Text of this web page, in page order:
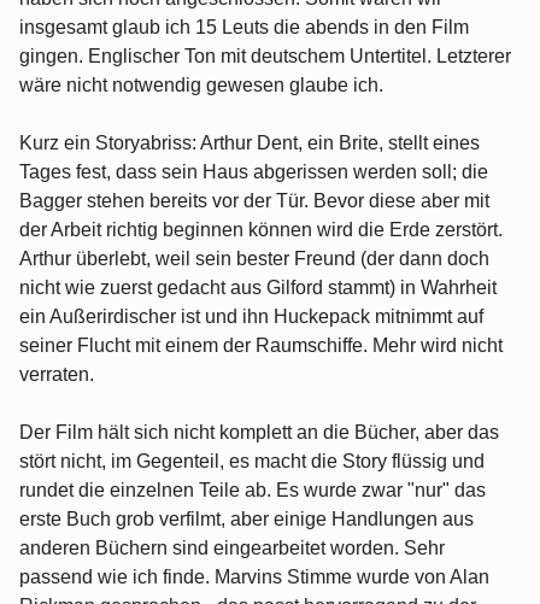
insgesamt glaub ich 15 Leuts die abends in den Film
gingen. Englischer Ton mit deutschem Untertitel. Letzterer
wäre nicht notwendig gewesen glaube ich.
Kurz ein Storyabriss: Arthur Dent, ein Brite, stellt eines
Tages fest, dass sein Haus abgerissen werden soll; die
Bagger stehen bereits vor der Tür. Bevor diese aber mit
der Arbeit richtig beginnen können wird die Erde zerstört.
Arthur überlebt, weil sein bester Freund (der dann doch
nicht wie zuerst gedacht aus Gilford stammt) in Wahrheit
ein Außerirdischer ist und ihn Huckepack mitnimmt auf
seiner Flucht mit einem der Raumschiffe. Mehr wird nicht
verraten.
Der Film hält sich nicht komplett an die Bücher, aber das
stört nicht, im Gegenteil, es macht die Story flüssig und
rundet die einzelnen Teile ab. Es wurde zwar "nur" das
erste Buch grob verfilmt, aber einige Handlungen aus
anderen Büchern sind eingearbeitet worden. Sehr
passend wie ich finde. Marvins Stimme wurde von Alan